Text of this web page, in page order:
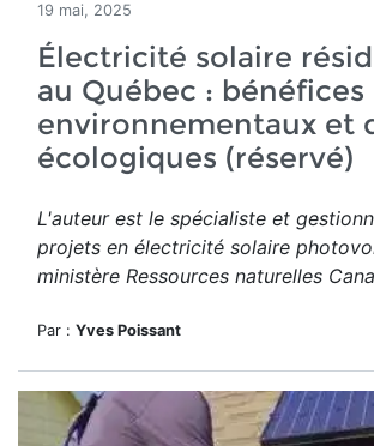
19 mai, 2025
Électricité solaire
au Québec : bénéfices
environnementaux et
écologiques (réservé)
L'auteur est le spécialiste et
projets en électricité solaire
ministère Ressources naturelles
Par : Yves Poissant